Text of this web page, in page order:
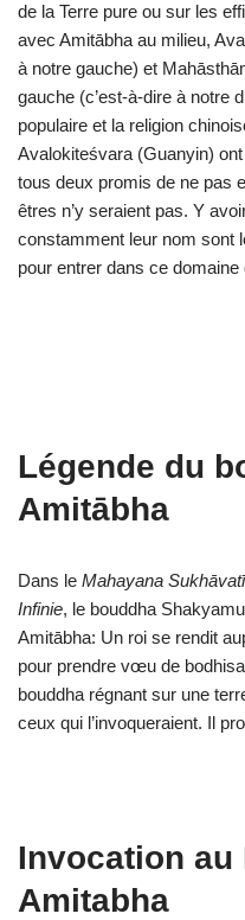
de la Terre pure ou sur les
avec Amitābha au milieu,
à notre gauche) et
gauche (c’est-à-dire à notre
populaire et la religion
Avalokiteśvara (Guanyin)
tous deux promis de ne pas
êtres n’y seraient pas. Y
constamment leur nom sont
pour entrer dans ce domaine
Légende du
Amitābha
Dans le Mahayana
Infinie, le bouddha
Amitābha: Un roi se rendit
pour prendre vœu de
bouddha régnant sur une
ceux qui l’invoqueraient. Il
Invocation au
Amitabha